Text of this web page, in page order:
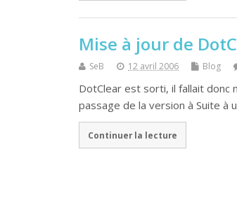
Mise à jour de
SeB 12 avril 2006 Blog
DotClear est sorti, il fallait
passage de la version à Suite à
Continuer la lecture